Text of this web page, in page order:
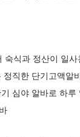
식과 정산이 일
직한 단기고액
심야 알바로 하